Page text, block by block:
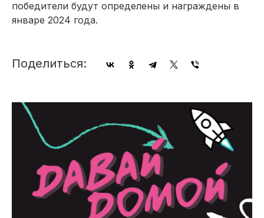
победители будут определены и награждены в
январе 2024 года.
Поделиться: